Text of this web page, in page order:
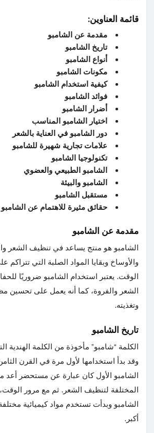
قائمة العناوين:
مقدمة عن الشامبو
تاريخ الشامبو
أنواع الشامبو
مكونات الشامبو
كيفية استخدام الشامبو
فوائد الشامبو
أضرار الشامبو
اختيار الشامبو المناسب
دور الشامبو في العناية بالشعر
علامات تجارية شهيرة للشامبو
تكنولوجيا الشامبو
الشامبو الطبيعي والعضوي
الشامبو والبيئة
مستقبل الشامبو
حقائق مثيرة للاهتمام عن الشامبو
مقدمة عن الشامبو
الشامبو هو منتج يساعد في تنظيف الشعر
والأوساخ وبقايا المواد الصلبة التي تتراكم
الوقت. يعتبر استخدام الشامبو ضروريًا
الشعر والفروة، كما أنه يعمل على تحسين
وتغذيته.
تاريخ الشامبو
الكلمة “شامبو” مأخوذة من الكلمة الهندية
وقد بدأ استخدامها لأول مرة في القرن
الشامبو الأول كان عبارة عن مستحضر أعد
المختلفة لتنظيف الشعر. ثم مع مرور
الشامبو وبدأت تستخدم مواد كيميائية
أكبر.